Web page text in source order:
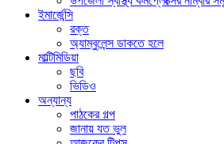
ইমার্জেন্সি
রক্ত
অ্যাম্বুলেন্স ডাকতে হলে
মাল্টিমিডিয়া
ছবি
ভিডিও
অন্যান্য
পাঠকের গল্প
জানায় যত ভুল